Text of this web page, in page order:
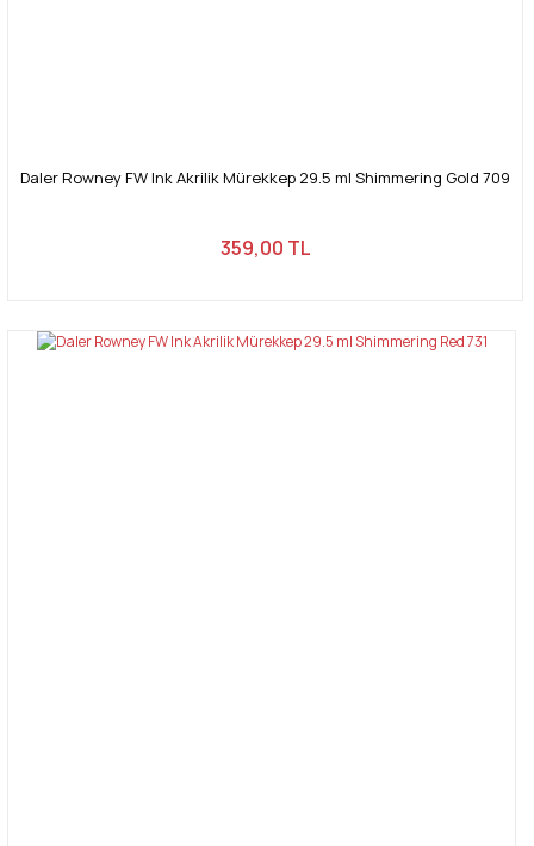
Daler Rowney FW Ink Akrilik Mürekkep 29.5 ml Shimmering Gold 709
359,00 TL